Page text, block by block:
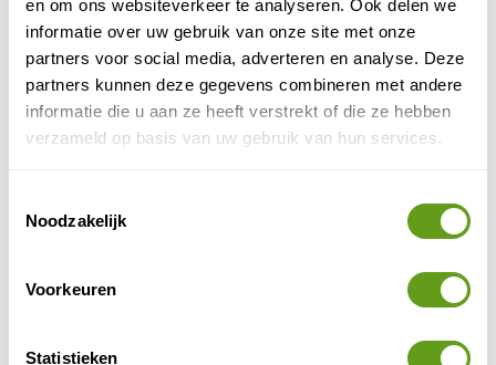
en om ons websiteverkeer te analyseren. Ook delen we
informatie over uw gebruik van onze site met onze
partners voor social media, adverteren en analyse. Deze
partners kunnen deze gegevens combineren met andere
informatie die u aan ze heeft verstrekt of die ze hebben
verzameld op basis van uw gebruik van hun services.
Noodzakelijk
Voorkeuren
Statistieken
Huttentocht in de Vanoise
Casper liep een huttentocht in de Vanoise met
Bergsportreizen van NKBV. Bekijk zijn verslag en
laat je inspireren voor een tocht van hut naar hut
in...
Review van de rugzak Talon 44 van Osprey. Een